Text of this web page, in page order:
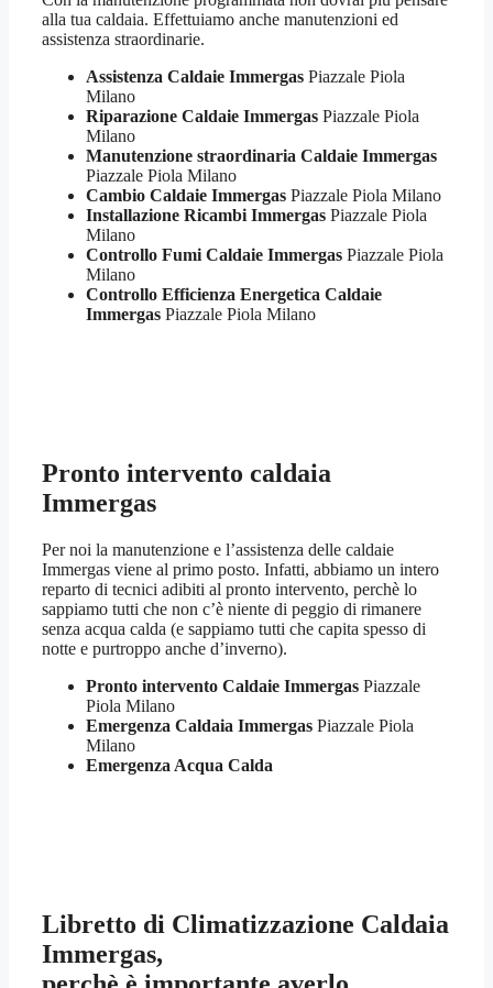
alla tua caldaia. Effettuiamo anche manutenzioni ed
assistenza straordinarie.
Assistenza Caldaie Immergas Piazzale Piola
Milano
Riparazione Caldaie Immergas Piazzale Piola
Milano
Manutenzione straordinaria Caldaie Immergas
Piazzale Piola Milano
Cambio Caldaie Immergas Piazzale Piola Milano
Installazione Ricambi Immergas Piazzale Piola
Milano
Controllo Fumi Caldaie Immergas Piazzale Piola
Milano
Controllo Efficienza Energetica Caldaie
Immergas Piazzale Piola Milano
Pronto intervento caldaia
Immergas
Per noi la manutenzione e l’assistenza delle caldaie
Immergas viene al primo posto. Infatti, abbiamo un intero
reparto di tecnici adibiti al pronto intervento, perchè lo
sappiamo tutti che non c’è niente di peggio di rimanere
senza acqua calda (e sappiamo tutti che capita spesso di
notte e purtroppo anche d’inverno).
Pronto intervento Caldaie Immergas Piazzale
Piola Milano
Emergenza Caldaia Immergas Piazzale Piola
Milano
Emergenza Acqua Calda
Libretto di Climatizzazione Caldaia
Immergas,